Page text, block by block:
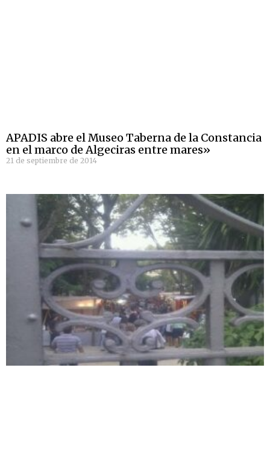
APADIS abre el Museo Taberna de la Constancia
en el marco de Algeciras entre mares»
21 de septiembre de 2014